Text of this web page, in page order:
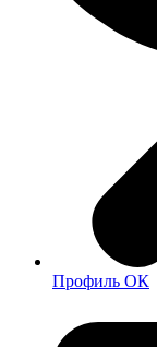
Профиль ОК